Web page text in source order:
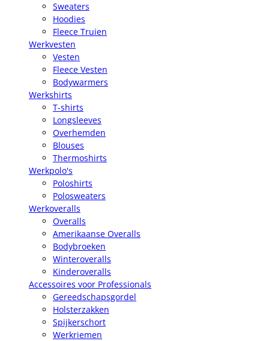
Sweaters
Hoodies
Fleece Truien
Werkvesten
Vesten
Fleece Vesten
Bodywarmers
Werkshirts
T-shirts
Longsleeves
Overhemden
Blouses
Thermoshirts
Werkpolo's
Poloshirts
Polosweaters
Werkoveralls
Overalls
Amerikaanse Overalls
Bodybroeken
Winteroveralls
Kinderoveralls
Accessoires voor Professionals
Gereedschapsgordel
Holsterzakken
Spijkerschort
Werkriemen